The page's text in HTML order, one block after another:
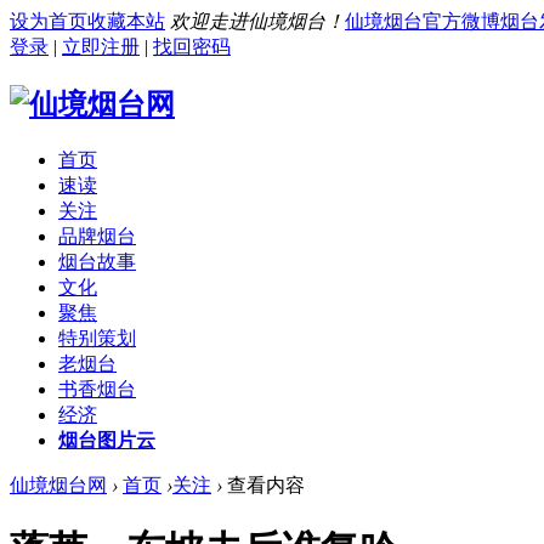
设为首页收藏本站 欢迎走进仙境烟台！ 仙境烟台官方微博烟台
登录 | 立即注册 | 找回密码
首页
速读
关注
品牌烟台
烟台故事
文化
聚焦
特别策划
老烟台
书香烟台
经济
烟台图片云
仙境烟台网 › 首页 ›关注 › 查看内容